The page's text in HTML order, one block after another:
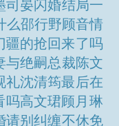
司晏闪婚结局一
么邵行野顾音情
疆的抢回来了吗
与绝嗣总裁陈文
礼沈清筠最后在
吗高文珺顾月琳
请别纠缠不休免